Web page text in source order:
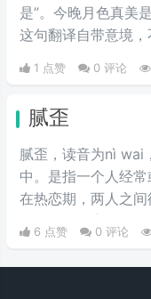
是”。今晚月色真美
这句翻译自带意境
答“风也温柔”。
1 点赞 0 评论
腻歪
腻歪，读音为nì wai
中。是指一个人经
在热恋期，两人之
绵无绝期。
6 点赞 0 评论